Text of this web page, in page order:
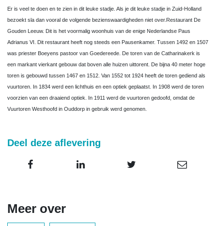
Er is veel te doen en te zien in dit leuke stadje. Als je dit leuke stadje in Zuid-Holland
bezoekt sla dan vooral de volgende bezienswaardigheden niet over.Restaurant De
Gouden Leeuw. Dit is het voormalig woonhuis van de enige Nederlandse Paus
Adrianus VI. Dit restaurant heeft nog steeds een Pausenkamer. Tussen 1492 en 1507
was priester Boeyens pastoor van Goedereede. De toren van de Catharinakerk is
een markant vierkant gebouw dat boven alle huizen uittorent. De bijna 40 meter hoge
toren is gebouwd tussen 1467 en 1512. Van 1552 tot 1924 heeft de toren gediend als
vuurtoren. In 1834 werd een lichthuis en een optiek geplaatst. In 1908 werd de toren
voorzien van een draaiend optiek. In 1911 werd de vuurtoren gedoofd, omdat de
Vuurtoren Westhoofd in Ouddorp in gebruik werd genomen.
Deel deze aflevering
Meer over